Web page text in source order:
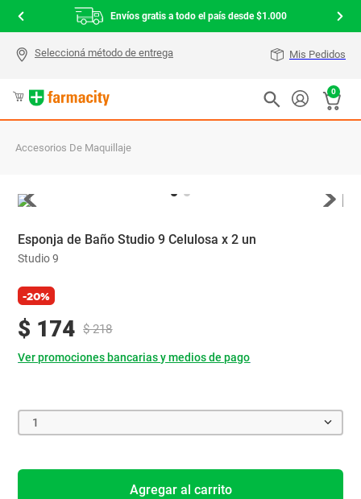
Envíos gratis a todo el país desde $1.000
Mis Pedidos
0
Accesorios De Maquillaje
Esponja de Baño Studio 9 Celulosa x 2 un
Studio 9
-20%
$ 174 $ 218
Ver promociones bancarias y medios de pago
1
Agregar al carrito